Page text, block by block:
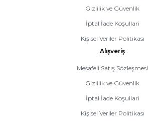
Gizlilik ve Güvenlik
İptal İade Koşullari
Kişisel Veriler Politikası
Alışveriş
Mesafeli Satış Sözleşmesi
Gizlilik ve Güvenlik
İptal İade Koşullari
Kişisel Veriler Politikası